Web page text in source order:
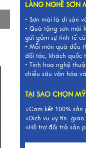
LÀNG NGHỀ SƠN
- Sơn mài là di sản
- Quà tặng sơn mài
gửi gắm sự tinh tế
- Mỗi món quà đều
đối tác, khách quốc
- Tinh hoa nghệ
chiều sâu văn hóa
TẠI SAO CHỌN
⭐Cam kết 100%
⭐Dịch vụ uy tín:
⭐Hỗ trợ đổi trả sản